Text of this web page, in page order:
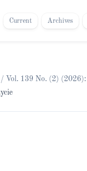
Current Archives
/ Vol. 139 No. (2)